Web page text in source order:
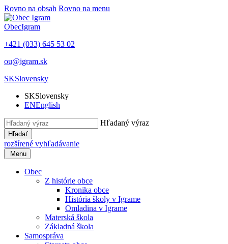
Rovno na obsah Rovno na menu
ObecIgram
+421 (033) 645 53 02
ou@igram.sk
SKSlovensky
SKSlovensky
ENEnglish
Hľadaný výraz
Hľadať
rozšírené vyhľadávanie
Menu
Obec
Z histórie obce
Kronika obce
História školy v Igrame
Omladina v Igrame
Materská škola
Základná škola
Samospráva